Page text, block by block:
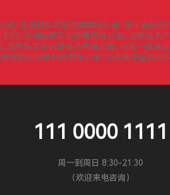
司 北京耕牛文化传媒有限公司
安平县松伟
学院 赣州明度文化传媒有限公司
高新技术
北京乐学帮网络技术有限公司
河北一诺保
程极标网络科技有限公司
汉中秦宇密封材
111 0000 1111
周一到周日 8:30-21:30
（欢迎来电咨询）